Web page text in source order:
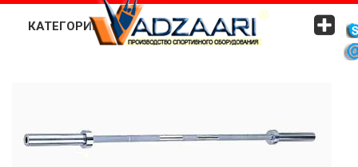
КАТЕГОРИИ